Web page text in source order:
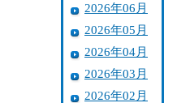
2026年06月
2026年05月
2026年04月
2026年03月
2026年02月